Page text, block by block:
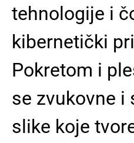
tehnologije i
kibernetički
Pokretom i
se zvukovne i
slike koje